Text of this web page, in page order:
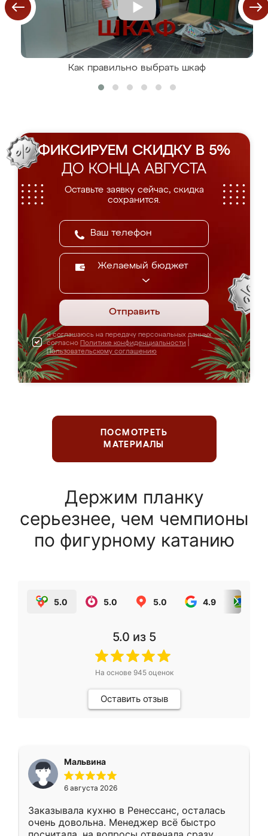
Как правильно выбрать шкаф
ФИКСИРУЕМ СКИДКУ В 5%
ДО КОНЦА АВГУСТА
Оставьте заявку сейчас, скидка
сохранится.
Желаемый бюджет
Отправить
Я соглашаюсь на передачу персональных данных
согласно Политике конфиденциальности
Пользовательскому соглашению
ПОСМОТРЕТЬ
МАТЕРИАЛЫ
Держим планку
серьезнее, чем чемпионы
по фигурному катанию
5.0 5.0 5.0 4.9
5.0 из 5
На основе 945оценок
Оставить отзыв
Мальвина
6 августа 2026
Заказывала кухню в Ренессанс, осталась
очень довольна. Менеджер всё быстро